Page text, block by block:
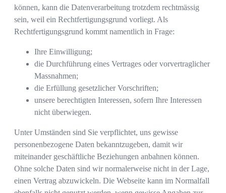
können, kann die Datenverarbeitung trotzdem rechtmässig
sein, weil ein Rechtfertigungsgrund vorliegt. Als
Rechtfertigungsgrund kommt namentlich in Frage:
Ihre Einwilligung;
die Durchführung eines Vertrages oder vorvertraglicher
Massnahmen;
die Erfüllung gesetzlicher Vorschriften;
unsere berechtigten Interessen, sofern Ihre Interessen
nicht überwiegen.
Unter Umständen sind Sie verpflichtet, uns gewisse
personenbezogene Daten bekanntzugeben, damit wir
miteinander geschäftliche Beziehungen anbahnen können.
Ohne solche Daten sind wir normalerweise nicht in der Lage,
einen Vertrag abzuwickeln. Die Webseite kann im Normalfall